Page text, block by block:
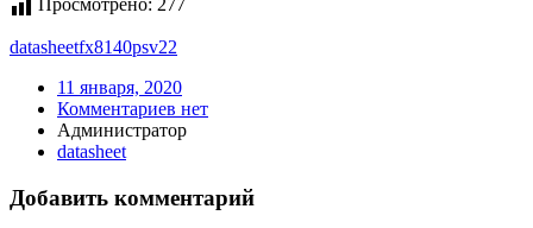
Просмотрено: 277
datasheetfx8140psv22
11 января, 2020
Комментариев нет
Администратор
datasheet
Добавить комментарий